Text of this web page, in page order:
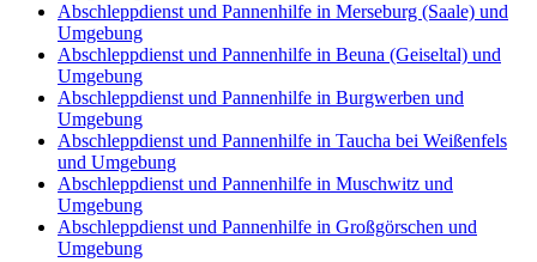
Abschleppdienst und Pannenhilfe in Merseburg (Saale) und
Umgebung
Abschleppdienst und Pannenhilfe in Beuna (Geiseltal) und
Umgebung
Abschleppdienst und Pannenhilfe in Burgwerben und
Umgebung
Abschleppdienst und Pannenhilfe in Taucha bei Weißenfels
und Umgebung
Abschleppdienst und Pannenhilfe in Muschwitz und
Umgebung
Abschleppdienst und Pannenhilfe in Großgörschen und
Umgebung